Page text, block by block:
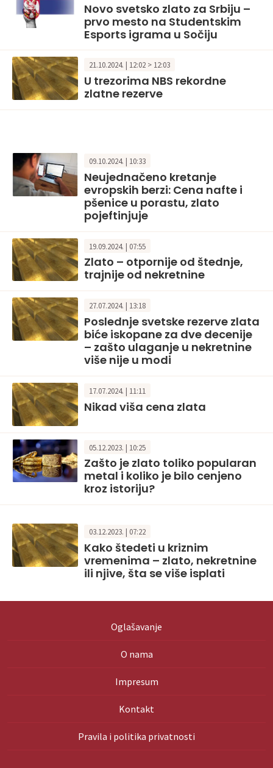
Novo svetsko zlato za Srbiju –
prvo mesto na Studentskim
Esports igrama u Sočiju
21.10.2024. | 12:02 > 12:03
U trezorima NBS rekordne
zlatne rezerve
09.10.2024. | 10:33
Neujednačeno kretanje
evropskih berzi: Cena nafte i
pšenice u porastu, zlato
pojeftinjuje
19.09.2024. | 07:55
Zlato – otpornije od štednje,
trajnije od nekretnine
27.07.2024. | 13:18
Poslednje svetske rezerve zlata
biće iskopane za dve decenije
– zašto ulaganje u nekretnine
više nije u modi
17.07.2024. | 11:11
Nikad viša cena zlata
05.12.2023. | 10:25
Zašto je zlato toliko popularan
metal i koliko je bilo cenjeno
kroz istoriju?
03.12.2023. | 07:22
Kako štedeti u kriznim
vremenima – zlato, nekretnine
ili njive, šta se više isplati
Oglašavanje
O nama
Impresum
Kontakt
Pravila i politika privatnosti